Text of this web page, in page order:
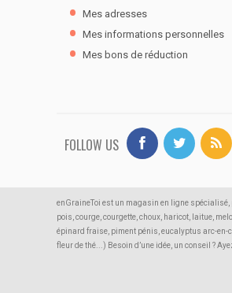
Mes adresses
Mes informations personnelles
Mes bons de réduction
FOLLOW US
enGraineToi est un magasin en ligne spécialisé,
pois, courge, courgette, choux, haricot, laitue,
épinard fraise, piment pénis, eucalyptus arc-en-
fleur de thé...) Besoin d’une idée, un conseil ?